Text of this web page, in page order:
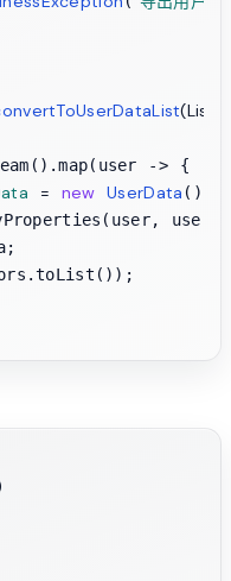
-> {
= new UserData ();